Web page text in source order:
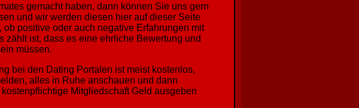
gemacht haben, dann können Sie uns gern
und wir werden diesen hier auf dieser Seite
positive oder auch negative Erfahrungen mit
zählt ist, dass es eine ehrliche Bewertung und
müssen.
bei den Dating Portalen ist meist kostenlos,
alles in Ruhe anschauen und dann
Mitgliedschaft Geld ausgeben